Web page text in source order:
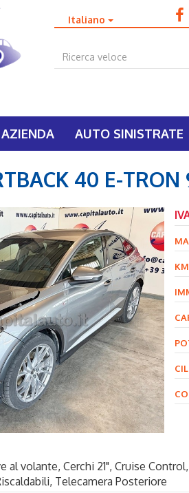
Italiano
AZIENDA AUTO SINISTRATE
40 E-
al volante, Cerchi 21", Cruise Control
, Telecamera Posteriore